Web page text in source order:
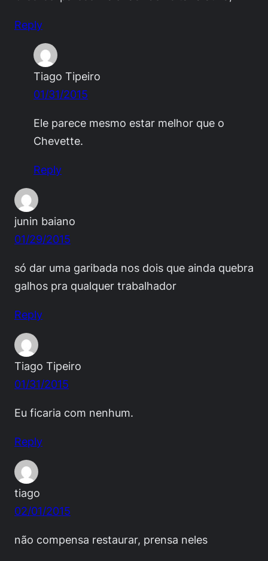
Reply
Tiago Tipeiro
01/31/2015
Ele parece mesmo estar melhor que o
Chevette.
Reply
junin baiano
01/29/2015
só dar uma garibada nos dois que ainda quebra
galhos pra qualquer trabalhador
Reply
Tiago Tipeiro
01/31/2015
Eu ficaria com nenhum.
Reply
tiago
02/01/2015
não compensa restaurar, prensa neles